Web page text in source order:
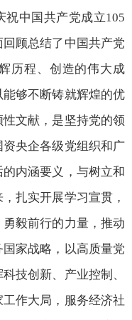
祝中国共产党成立105
顾总结了中国共产党
历程、创造的伟大成
够不断铸就辉煌的优
文献，是坚持党的领
央企各级党组织和广
内涵要义，与树立和
扎实开展学习宣贯，
毅前行的力量，推动
家战略，以高质量党
技创新、产业控制、
作大局，服务经济社